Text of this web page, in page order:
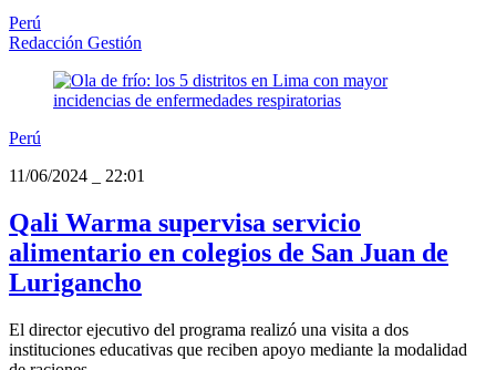
Perú
Redacción Gestión
Perú
11/06/2024
22:01
Qali Warma supervisa servicio
alimentario en colegios de San Juan de
Lurigancho
El director ejecutivo del programa realizó una visita a dos
instituciones educativas que reciben apoyo mediante la modalidad